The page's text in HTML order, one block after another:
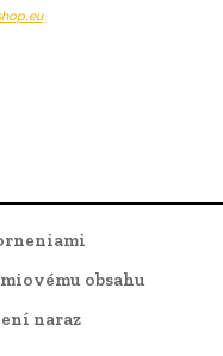
obsahu
naraz